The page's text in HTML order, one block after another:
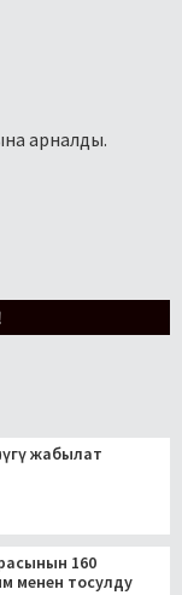
арналды.
жабылат
160
менен тосулду